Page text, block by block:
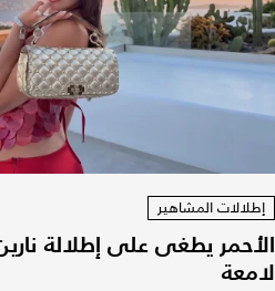
إطلالات المشاهير
الأحمر يطغى على إطلالة
لامعة